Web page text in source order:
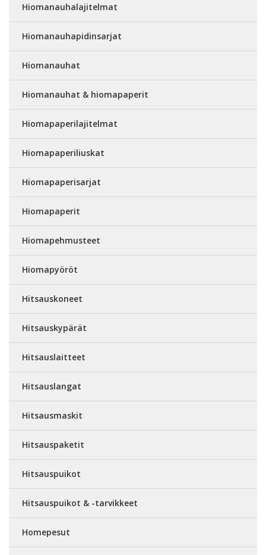
Hiomanauhalajitelmat
Hiomanauhapidinsarjat
Hiomanauhat
Hiomanauhat & hiomapaperit
Hiomapaperilajitelmat
Hiomapaperiliuskat
Hiomapaperisarjat
Hiomapaperit
Hiomapehmusteet
Hiomapyöröt
Hitsauskoneet
Hitsauskypärät
Hitsauslaitteet
Hitsauslangat
Hitsausmaskit
Hitsauspaketit
Hitsauspuikot
Hitsauspuikot & -tarvikkeet
Homepesut